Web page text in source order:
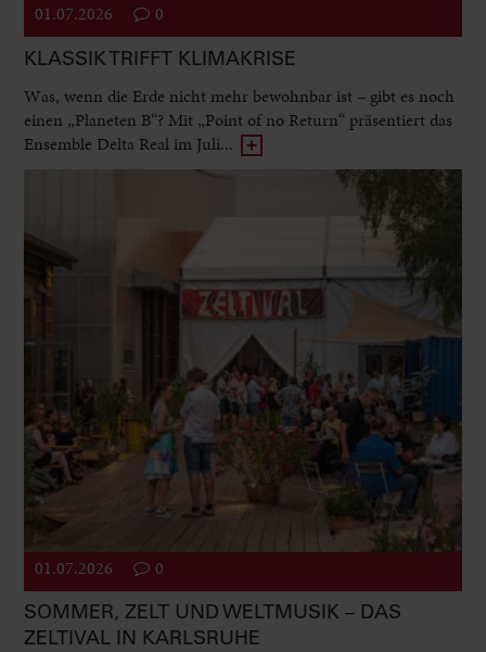
01.07.2026 0
KLASSIK TRIFFT KLIMAKRISE
Was, wenn die Erde nicht mehr bewohnbar ist – gibt es noch
einen „Planeten B“? Mit „Point of no Return“ präsentiert das
Ensemble Delta Real im Juli...
01.07.2026 0
SOMMER, ZELT UND WELTMUSIK – DAS
ZELTIVAL IN KARLSRUHE